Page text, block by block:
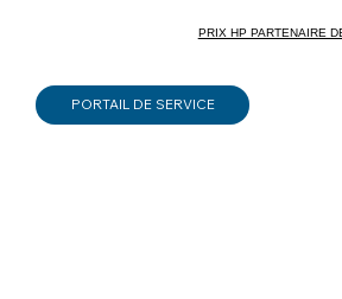
PRIX HP PARTENAIRE
PORTAIL DE SERVICE